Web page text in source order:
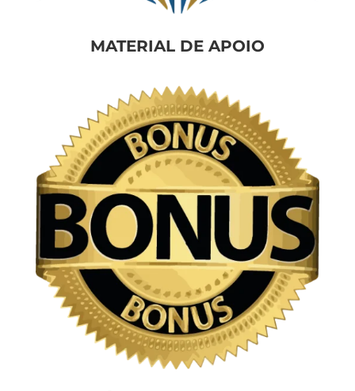
MATERIAL DE APOIO